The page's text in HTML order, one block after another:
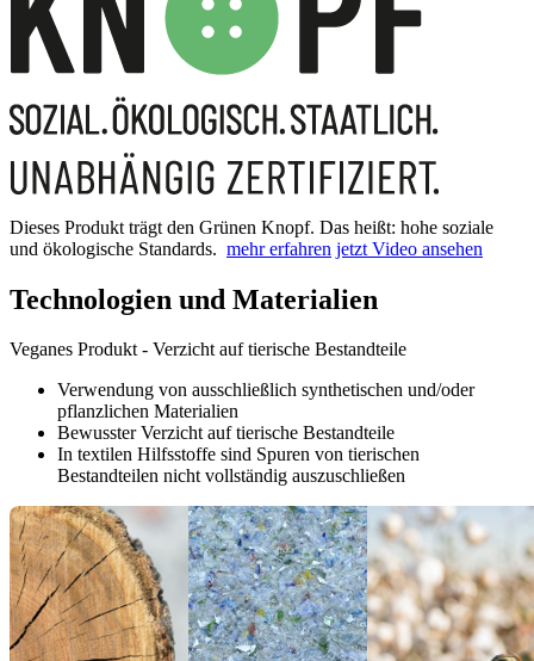
Dieses Produkt trägt den Grünen Knopf. Das heißt: hohe soziale
und ökologische Standards. mehr erfahren jetzt Video ansehen
Technologien und Materialien
Veganes Produkt - Verzicht auf tierische Bestandteile
Verwendung von ausschließlich synthetischen und/oder
pflanzlichen Materialien
Bewusster Verzicht auf tierische Bestandteile
In textilen Hilfsstoffe sind Spuren von tierischen
Bestandteilen nicht vollständig auszuschließen